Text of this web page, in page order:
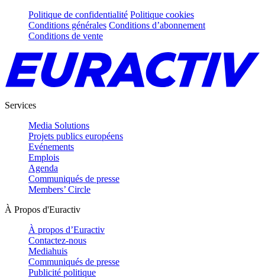
Politique de confidentialité Politique cookies
Conditions générales Conditions d’abonnement
Conditions de vente
Services
Media Solutions
Projets publics européens
Evénements
Emplois
Agenda
Communiqués de presse
Members’ Circle
À Propos d'Euractiv
À propos d’Euractiv
Contactez-nous
Mediahuis
Communiqués de presse
Publicité politique